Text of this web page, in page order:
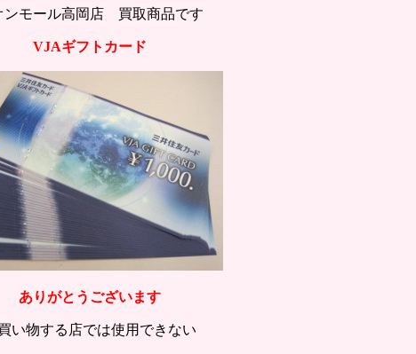
ンモール高岡店 買取商品です
VJAギフトカード
ありがとうございます
い物する店では使用できない